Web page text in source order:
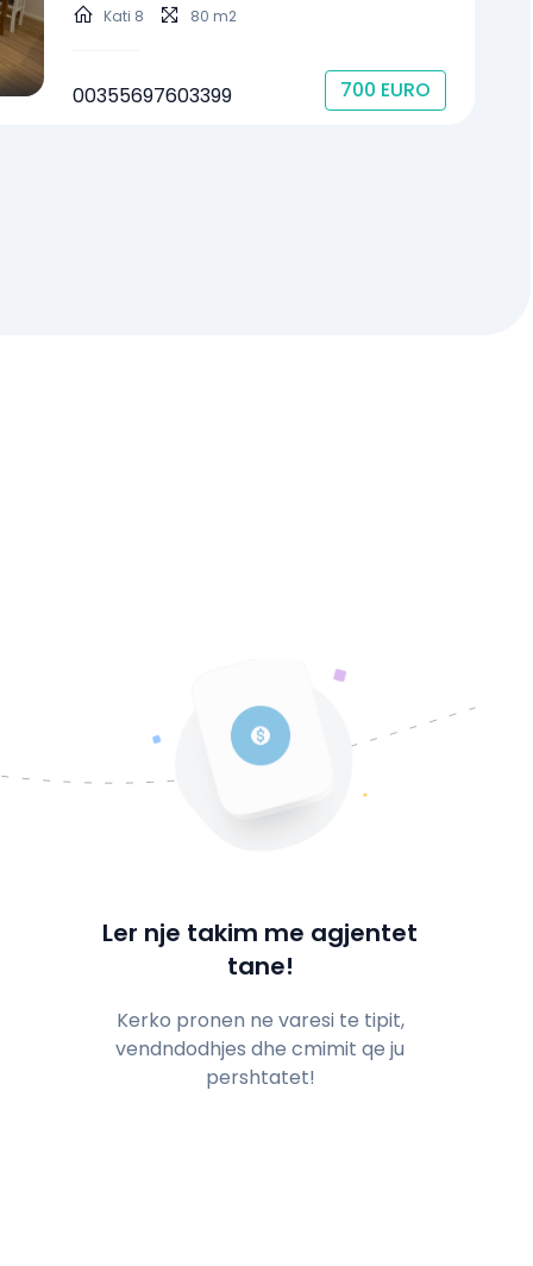
€/muaj
Kati 8 80 m2
00355697603399 700 EURO
Ler nje takim me agjentet
tane!
Kerko pronen ne varesi te tipit,
vendndodhjes dhe cmimit qe ju
pershtatet!